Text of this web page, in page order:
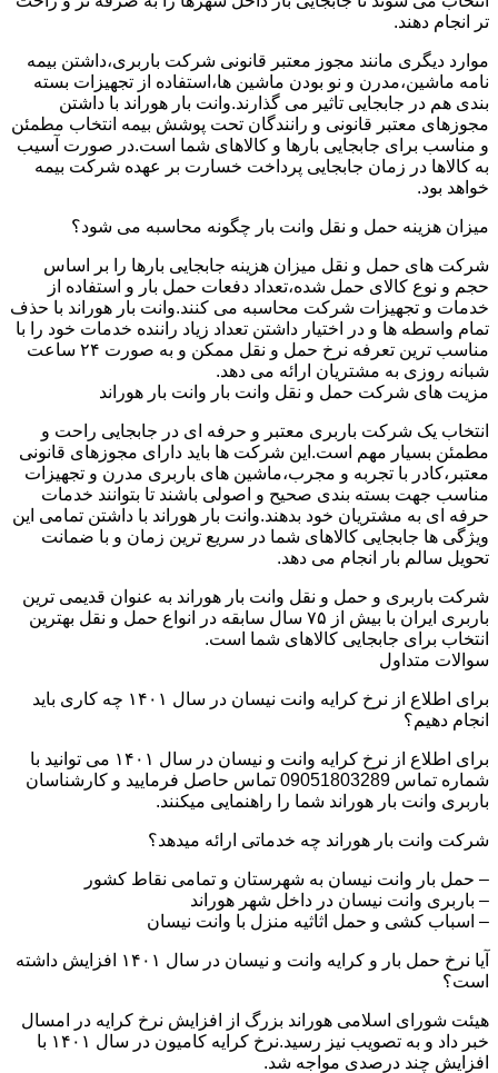
تر انجام دهند.
موارد دیگری مانند مجوز معتبر قانونی شرکت باربری،داشتن بیمه
نامه ماشین،مدرن و نو بودن ماشین ها،استفاده از تجهیزات بسته
بندی هم در جابجایی تاثیر می گذارند.وانت بار هوراند با داشتن
مجوزهای معتبر قانونی و رانندگان تحت پوشش بیمه انتخاب مطمئن
و مناسب برای جابجایی بارها و کالاهای شما است.در صورت آسیب
به کالاها در زمان جابجایی پرداخت خسارت بر عهده شرکت بیمه
خواهد بود.
میزان هزینه حمل و نقل وانت بار چگونه محاسبه می شود؟
شرکت های حمل و نقل میزان هزینه جابجایی بارها را بر اساس
حجم و نوع کالای حمل شده،تعداد دفعات حمل بار و استفاده از
خدمات و تجهیزات شرکت محاسبه می کنند.وانت بار هوراند با حذف
تمام واسطه ها و در اختیار داشتن تعداد زیاد راننده خدمات خود را با
مناسب ترین تعرفه نرخ حمل و نقل ممکن و به صورت ۲۴ ساعت
شبانه روزی به مشتریان ارائه می دهد.
مزیت های شرکت حمل و نقل وانت بار وانت بار هوراند
انتخاب یک شرکت باربری معتبر و حرفه ای در جابجایی راحت و
مطمئن بسیار مهم است.این شرکت ها باید دارای مجوزهای قانونی
معتبر،کادر با تجربه و مجرب،ماشین های باربری مدرن و تجهیزات
مناسب جهت بسته بندی صحیح و اصولی باشند تا بتوانند خدمات
حرفه ای به مشتریان خود بدهند.وانت بار هوراند با داشتن تمامی این
ویژگی ها جابجایی کالاهای شما در سریع ترین زمان و با ضمانت
تحویل سالم بار انجام می دهد.
شرکت باربری و حمل و نقل وانت بار هوراند به عنوان قدیمی ترین
باربری ایران با بیش از ۷۵ سال سابقه در انواع حمل و نقل بهترین
انتخاب برای جابجایی کالاهای شما است.
سوالات متداول
برای اطلاع از نرخ کرایه وانت نیسان در سال ۱۴۰۱ چه کاری باید
انجام دهیم؟
برای اطلاع از نرخ کرایه وانت و نیسان در سال ۱۴۰۱ می توانید با
شماره تماس 09051803289 تماس حاصل فرمایید و کارشناسان
باربری وانت بار هوراند شما را راهنمایی میکنند.
شرکت وانت بار هوراند چه خدماتی ارائه میدهد؟
– حمل بار وانت نیسان به شهرستان و تمامی نقاط کشور
– باربری وانت نیسان در داخل شهر هوراند
– اسباب کشی و حمل اثاثیه منزل با وانت نیسان
آیا نرخ حمل بار و کرایه وانت و نیسان در سال ۱۴۰۱ افزایش داشته
است؟
هیئت شورای اسلامی هوراند بزرگ از افزایش نرخ کرایه در امسال
خبر داد و به تصویب نیز رسید.نرخ کرایه کامیون در سال ۱۴۰۱ با
افزایش چند درصدی مواجه شد.